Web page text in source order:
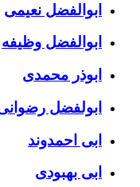
ابوالفضل نعیمی
ابوالفضل وظیفه
ابوذر محمدی
ابولفضل
ابی احمدوند
ابی بهبودی